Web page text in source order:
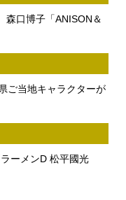
口博子「ANISON＆
ご当地キャラクターが
ーメンD 松平國光